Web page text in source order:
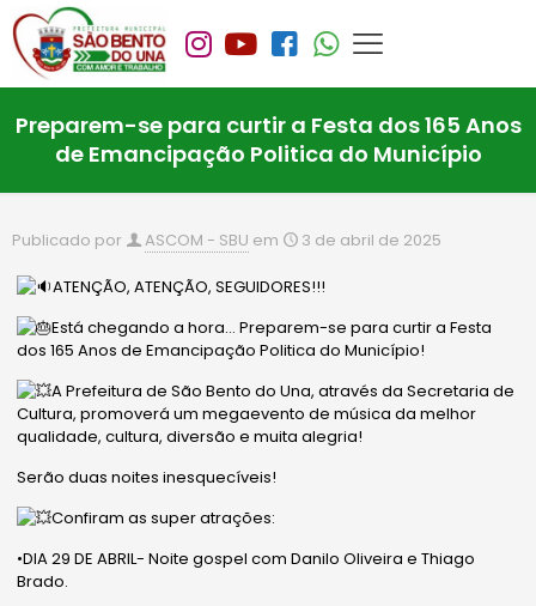
Preparem-se para curtir a Festa dos 165 Anos
de Emancipação Politica do Município
Publicado por ASCOM - SBU em 3 de abril de 2025
ATENÇÃO, ATENÇÃO, SEGUIDORES!!!
Está chegando a hora… Preparem-se para curtir a Festa
dos 165 Anos de Emancipação Politica do Município!
A Prefeitura de São Bento do Una, através da Secretaria de
Cultura, promoverá um megaevento de música da melhor
qualidade, cultura, diversão e muita alegria!
Serão duas noites inesquecíveis!
Confiram as super atrações:
•DIA 29 DE ABRIL- Noite gospel com Danilo Oliveira e Thiago
Brado.